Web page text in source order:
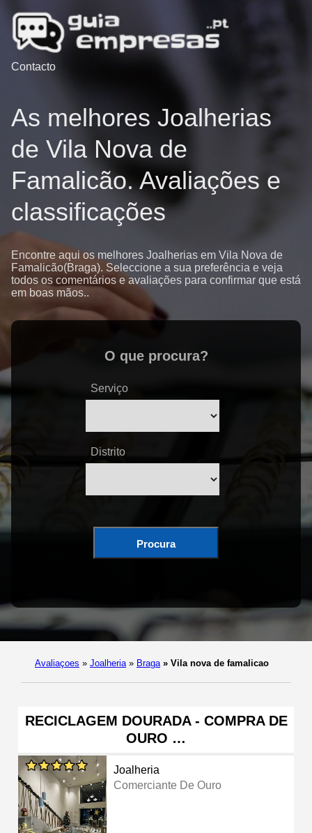
Contacto
As melhores Joalherias
de Vila Nova de
Famalicão. Avaliações e
classificações
Encontre aqui os melhores Joalherias em Vila Nova de
Famalicão(Braga). Seleccione a sua preferência e veja
todos os comentários e avaliações para confirmar que está
em boas mãos..
O que procura?
Serviço
Distrito
Procura
Avaliaçoes » Joalheria » Braga » Vila nova de famalicao
RECICLAGEM DOURADA - COMPRA DE
OURO …
Joalheria
Comerciante De Ouro